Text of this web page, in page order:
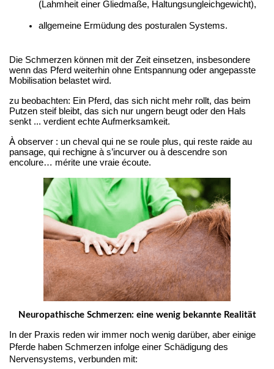
(Lahmheit einer Gliedmaße, Haltungsungleichgewicht),
allgemeine Ermüdung des posturalen Systems.
Die Schmerzen können mit der Zeit einsetzen, insbesondere
wenn das Pferd weiterhin ohne Entspannung oder angepasste
Mobilisation belastet wird.
zu beobachten: Ein Pferd, das sich nicht mehr rollt, das beim
Putzen steif bleibt, das sich nur ungern beugt oder den Hals
senkt ... verdient echte Aufmerksamkeit.
À observer : un cheval qui ne se roule plus, qui reste raide au
pansage, qui rechigne à s’incurver ou à descendre son
encolure… mérite une vraie écoute.
Neuropathische Schmerzen: eine wenig bekannte Realität
In der Praxis reden wir immer noch wenig darüber, aber einige
Pferde haben Schmerzen infolge einer Schädigung des
Nervensystems, verbunden mit: